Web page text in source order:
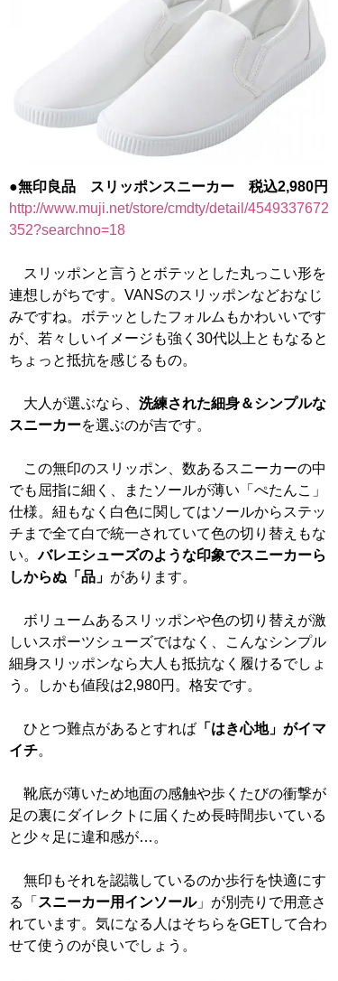
●無印良品 スリッポンスニーカー 税込2,980円
http://www.muji.net/store/cmdty/detail/4549337672
352?searchno=18
スリッポンと言うとボテッとした丸っこい形を
連想しがちです。VANSのスリッポンなどおなじ
みですね。ボテッとしたフォルムもかわいいです
が、若々しいイメージも強く30代以上ともなると
ちょっと抵抗を感じるもの。
大人が選ぶなら、 洗練された細身＆シンプルな
スニーカーを選ぶのが吉です。
この無印のスリッポン、数あるスニーカーの中
でも屈指に細く、またソールが薄い「ぺたんこ」
仕様。紐もなく白色に関してはソールからステッ
チまで全て白で統一されていて色の切り替えもな
い。バレエシューズのような印象でスニーカーら
しからぬ「品」 があります。
ボリュームあるスリッポンや色の切り替えが激
しいスポーツシューズではなく、こんなシンプル
細身スリッポンなら大人も抵抗なく履けるでしょ
う。しかも値段は2,980円。格安です。
ひとつ難点があるとすれば 「はき心地」がイマ
イチ。
靴底が薄いため地面の感触や歩くたびの衝撃が
足の裏にダイレクトに届くため長時間歩いている
と少々足に違和感が…。
無印もそれを認識しているのか歩行を快適にす
る「 スニーカー用インソール」が別売りで用意さ
れています。気になる人はそちらをGETして合わ
せて使うのが良いでしょう。